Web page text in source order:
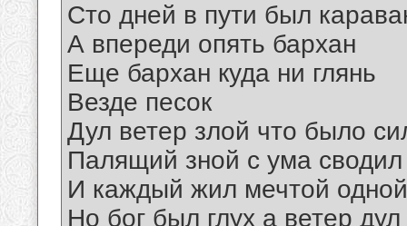
Сто дней в пути был
А впереди опять бархан
Еще бархан куда ни глянь
Везде песок
Дул ветер злой что было
Палящий зной с ума сводил
И каждый жил мечтой
Но бог был глух а ветер дул